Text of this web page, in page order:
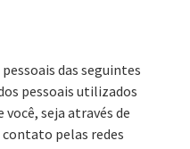
das seguintes
pessoais utilizados
seja através de
pelas redes